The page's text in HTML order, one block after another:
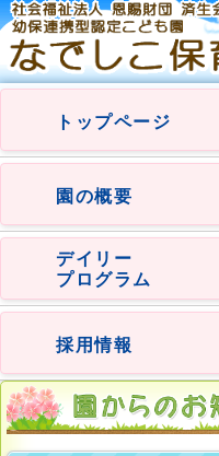
トップページ
園の概要
デイリー
プログラム
採用情報